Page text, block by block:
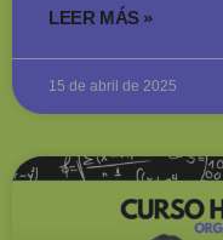
LEER MÁS »
15 de abril de 2025